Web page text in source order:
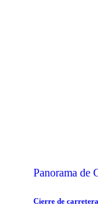
Panorama de
Cierre de